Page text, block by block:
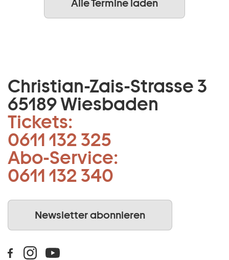
Alle Termine laden
Christian-Zais-Strasse 3
65189 Wiesbaden
Tickets:
0611 132 325
Abo-Service:
0611 132 340
Newsletter abonnieren